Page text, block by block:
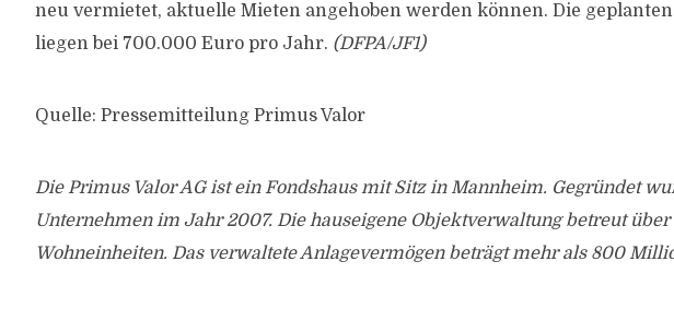
neu vermietet, aktuelle Mieten angehoben werden können. Die
liegen bei 700.000 Euro pro Jahr. (DFPA/JF1)
Quelle: Pressemitteilung Primus Valor
Die Primus Valor AG ist ein Fondshaus mit Sitz in Mannheim. Gegründet
Unternehmen im Jahr 2007. Die hauseigene Objektverwaltung betreut
Wohneinheiten. Das verwaltete Anlagevermögen beträgt mehr als 800